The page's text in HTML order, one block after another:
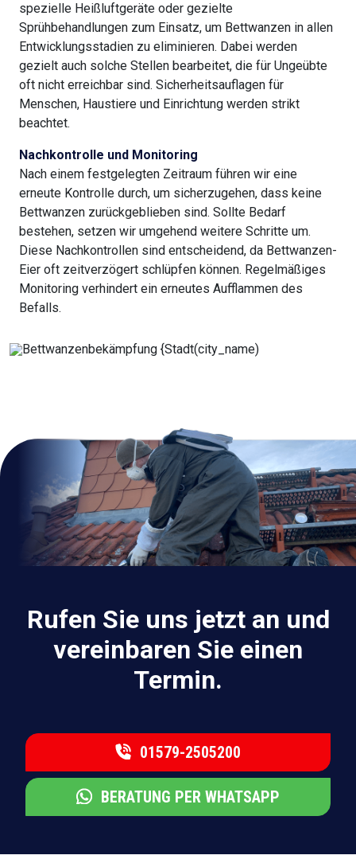
spezielle Heißluftgeräte oder gezielte
Sprühbehandlungen zum Einsatz, um Bettwanzen in allen
Entwicklungsstadien zu eliminieren. Dabei werden
gezielt auch solche Stellen bearbeitet, die für Ungeübte
oft nicht erreichbar sind. Sicherheitsauflagen für
Menschen, Haustiere und Einrichtung werden strikt
beachtet.
Nachkontrolle und Monitoring
Nach einem festgelegten Zeitraum führen wir eine
erneute Kontrolle durch, um sicherzugehen, dass keine
Bettwanzen zurückgeblieben sind. Sollte Bedarf
bestehen, setzen wir umgehend weitere Schritte um.
Diese Nachkontrollen sind entscheidend, da Bettwanzen-
Eier oft zeitverzögert schlüpfen können. Regelmäßiges
Monitoring verhindert ein erneutes Aufflammen des
Befalls.
Rufen Sie uns jetzt an und
vereinbaren Sie einen
Termin.
01579-2505200
BERATUNG PER WHATSAPP